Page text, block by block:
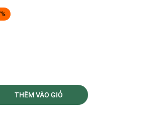
THÊM VÀO GIỎ